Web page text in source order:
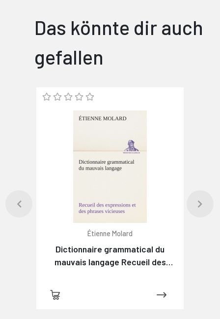
Das könnte dir auch
gefallen
Étienne Molard
Dictionnaire grammatical du
mauvais langage Recueil des
vicieuses usitées en France, et